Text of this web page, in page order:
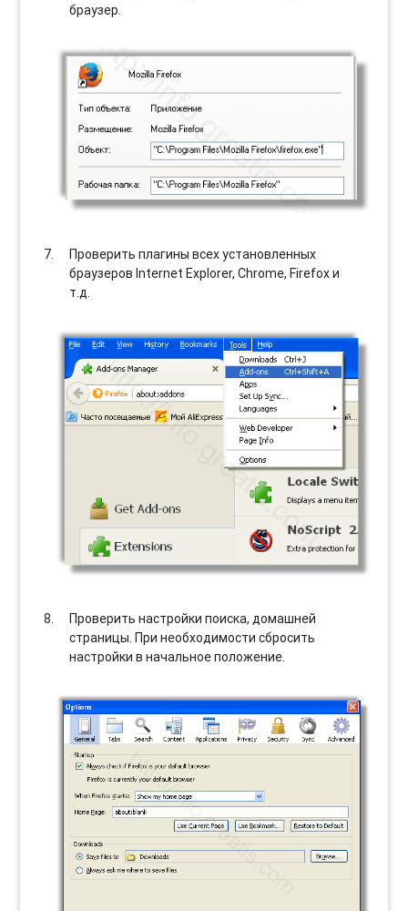
браузер.
Проверить плагины всех установленных
браузеров Internet Explorer, Chrome, Firefox и
т.д.
Проверить настройки поиска, домашней
страницы. При необходимости сбросить
настройки в начальное положение.